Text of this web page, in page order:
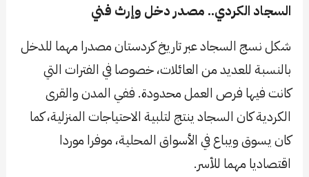
السجاد الكردي.. مصدر دخل وإرث فني
شكل نسج السجاد عبر تاريخ كردستان مصدرا مهما للدخل
بالنسبة للعديد من العائلات، خصوصا في الفترات التي
كانت فيها فرص العمل محدودة. ففي المدن والقرى
الكردية كان السجاد ينتج لتلبية الاحتياجات المنزلية، كما
كان يسوق ويباع في الأسواق المحلية، موفرا موردا
اقتصاديا مهما للأسر.